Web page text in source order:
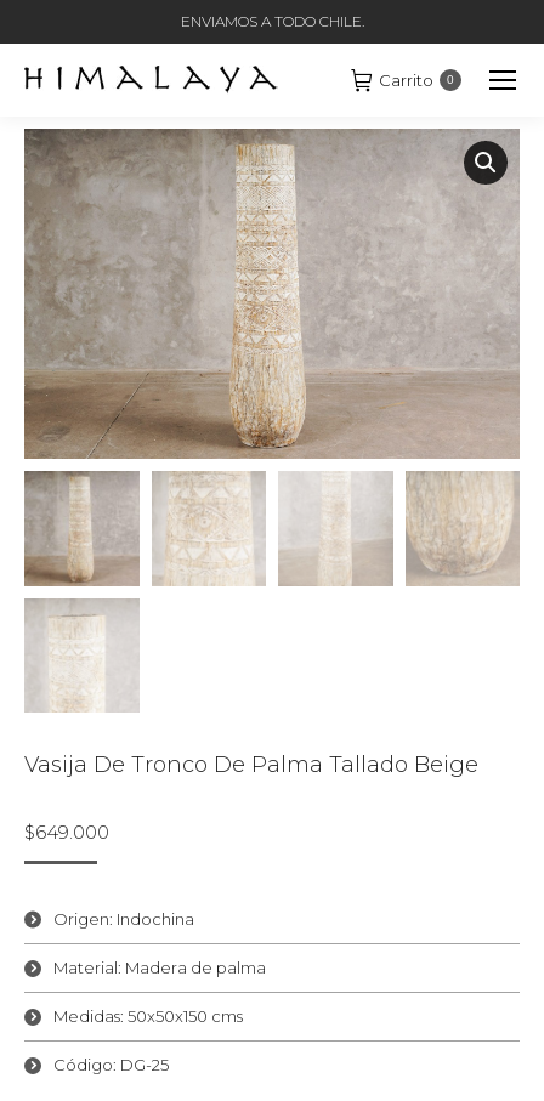
ENVIAMOS A TODO CHILE.
Carrito 0
Vasija De Tronco De Palma Tallado Beige
$649.000
Origen: Indochina
Material: Madera de palma
Medidas: 50x50x150 cms
Código: DG-25